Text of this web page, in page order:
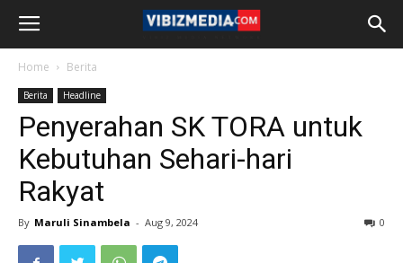
Home Berita
Berita Headline
Penyerahan SK TORA untuk
Kebutuhan Sehari-hari
Rakyat
By Maruli Sinambela - Aug 9, 2024 0